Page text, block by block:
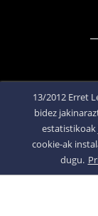
13/2012 Erret
bidez
estatistikoak
cookie-ak
dugu.